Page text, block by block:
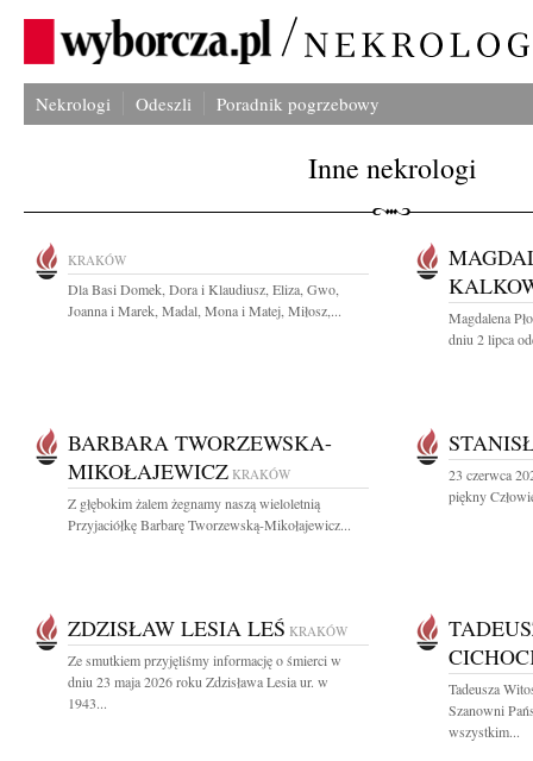
Nekrologi Odeszli Poradnik pogrzebowy
Inne nekrologi
KRAKÓW
Dla Basi Domek, Dora i Klaudiusz, Eliza, Gwo,
Joanna i Marek, Madal, Mona i Matej, Miłosz,...
Magdalena
dniu 2 lipca
BARBARA TWORZEWSKA-
MIKOŁAJEWICZ KRAKÓW
Z głębokim żalem żegnamy naszą wieloletnią
Przyjaciółkę Barbarę Tworzewską-Mikołajewicz...
23 czerwca
piękny
ZDZISŁAW LESIA LEŚ KRAKÓW
Ze smutkiem przyjęliśmy informację o śmierci w
dniu 23 maja 2026 roku Zdzisława Lesia ur. w
1943...
Tadeusza
Szanowni
wszystkim...